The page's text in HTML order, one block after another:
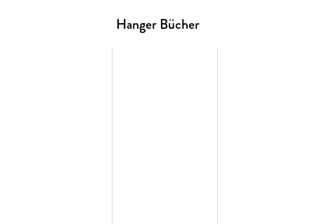
stark genug sein, um Kyubi außer Gefecht zu setzen. Ein
riskantes Vorhaben, das so einige Opfer fordern wird . . .
Hanger Bücher